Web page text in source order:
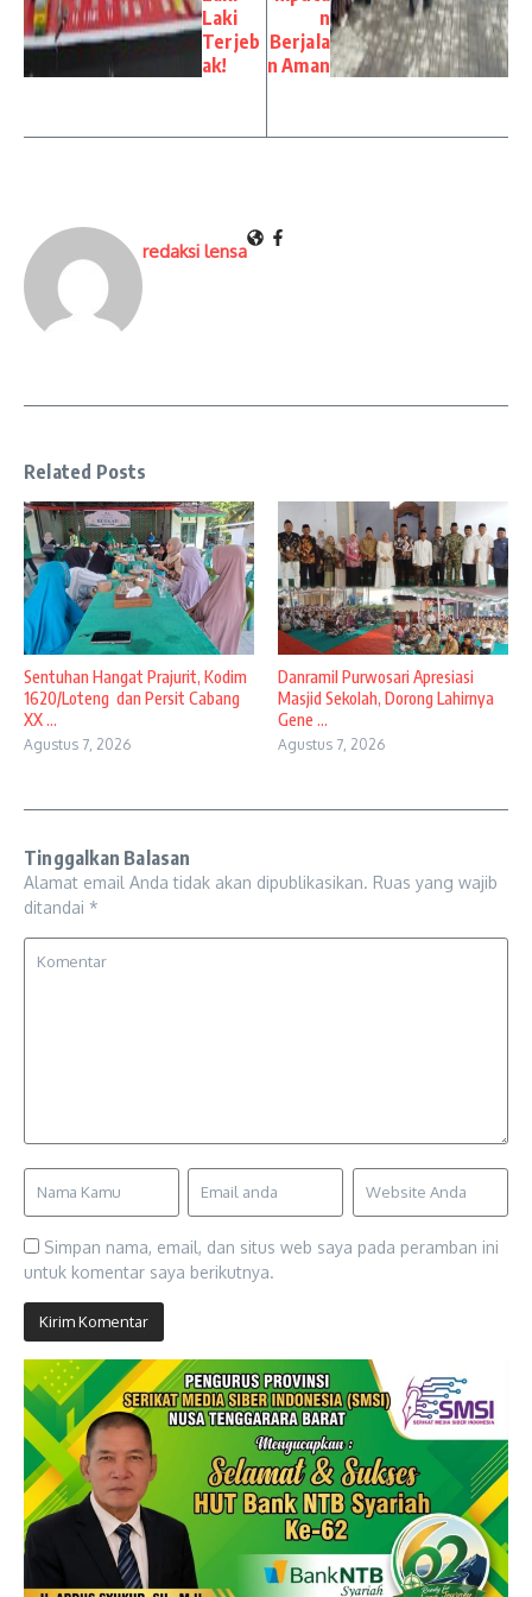
Laki
Terjeb
ak!
n
Berjala
n Aman
redaksi lensa
Related Posts
Sentuhan Hangat Prajurit, Kodim
1620/Loteng dan Persit Cabang
XX ...
Agustus 7, 2026
Danramil Purwosari Apresiasi
Masjid Sekolah, Dorong Lahirnya
Gene ...
Agustus 7, 2026
Tinggalkan Balasan
Alamat email Anda tidak akan dipublikasikan. Ruas yang wajib
ditandai *
Simpan nama, email, dan situs web saya pada peramban ini
untuk komentar saya berikutnya.